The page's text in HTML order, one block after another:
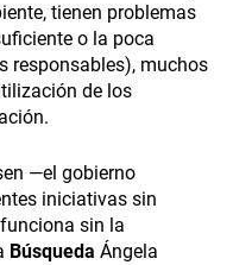
tienen problemas
o la poca
responsables), muchos
de los
—el gobierno
iniciativas sin
sin la
Búsqueda Ángela